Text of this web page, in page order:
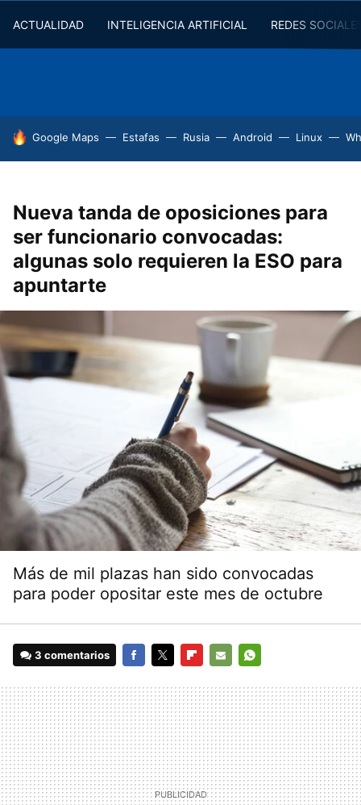
ACTUALIDAD INTELIGENCIA ARTIFICIAL REDES
HOY SE HABLA DE
Google Maps Estafas Rusia Android Linux
Nueva tanda de oposiciones para
ser funcionario convocadas:
algunas solo requieren la ESO para
apuntarte
Más de mil plazas han sido convocadas
para poder opositar este mes de octubre
3 comentarios
MAIL